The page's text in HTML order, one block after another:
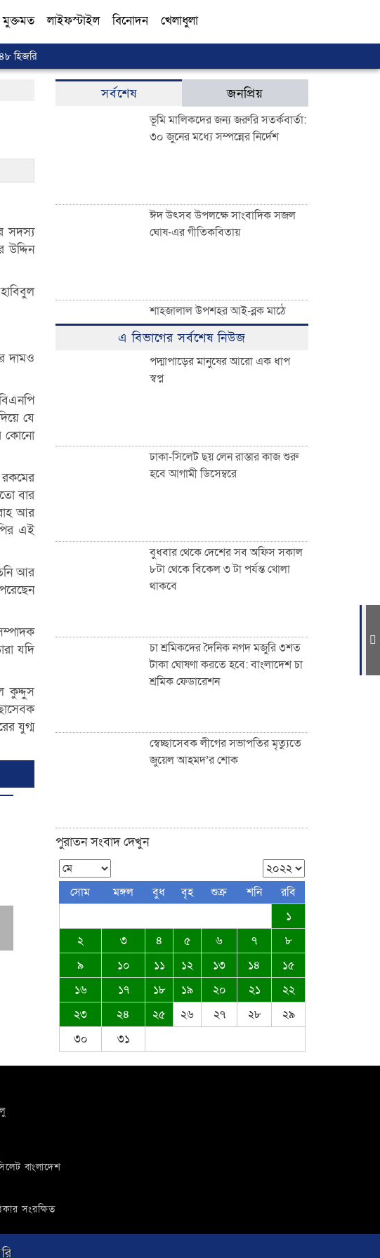
মুক্তমত লাইফস্টাইল বিনোদন খেলাধুলা
হিজরি
সদস্য
দামও
যে
কোনো
বার
আর
এই
আর
যদি
কুদ্দুস
যুগ্ম
সর্বশেষ জনপ্রিয়
ভূমি মালিকদের জন্য জরুরি সতর্কবার্তা:
৩০ জুনের মধ্যে সম্পন্নের নির্দেশ
ঈদ উৎসব উপলক্ষে সাংবাদিক সজল
ঘোষ-এর গীতিকবিতায়
শাহজালাল উপশহর আই-ব্লক মাঠে
ঈদুল ফিতরের বিশাল জামাত অনুষ্ঠিত:
হাজারো মুসল্লির ঢল
খন্দকার আব্দুর রকিব
জকিগঞ্জ-কানাইঘাটসহ দেশবাসীকে
ঈদুল ফিতরের শুভেচ্ছা জানিয়েছেন:
ঈদ-উল আজহার শুভেচ্ছা জানিয়েছেন
সৈয়দ মুস্তাক উদ্দিন আহমদ
এ বিভাগের সর্বশেষ নিউজ
পদ্মাপাড়ের মানুষের আরো এক ধাপ
স্বপ্ন
ঢাকা-সিলেট ছয় লেন রাস্তার কাজ শুরু
হবে আগামী ডিসেম্বরে
বুধবার থেকে দেশের সব অফিস সকাল
৮টা থেকে বিকেল ৩ টা পর্যন্ত খোলা
থাকবে
চা শ্রমিকদের দৈনিক নগদ মজুরি ৩শত
টাকা ঘোষণা করতে হবে: বাংলাদেশ চা
শ্রমিক ফেডারেশন
স্বেচ্ছাসেবক লীগের সভাপতির মৃত্যুতে
জুয়েল আহমদ’র শোক
পুরাতন সংবাদ দেখুন
সোম মঙ্গল বুধ বৃহ শুক্র শনি
রবি
১
২
৩ ৪ ৫ ৬ ৭
৮
৯
১০ ১১ ১২ ১৩ ১৪
১৫
১৬
১৭ ১৮ ১৯ ২০ ২১
২২
২৩
২৪ ২৫ ২৬ ২৭ ২৮
২৯
৩০
৩১
বাংলাদেশ
সংরক্ষিত